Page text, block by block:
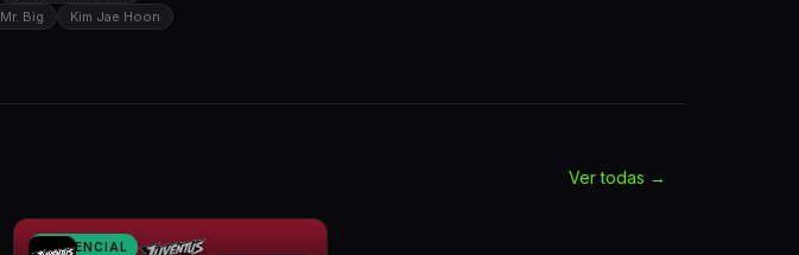
Mr. Big
Kim Jae Hoon
Ver todas →
PRESENCIAL